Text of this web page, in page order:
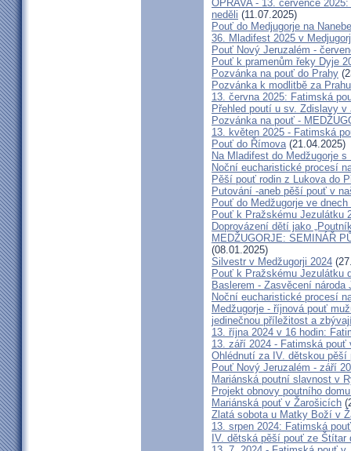
OPRAVA - 13. července
neděli (11.07.2025)
Pouť do Medjugorje na
36. Mladifest 2025 v
Pouť Nový Jeruzalém -
Pouť k pramenům řeky Dyje
Pozvánka na pouť do Prahy
Pozvánka k modlitbě za
13. června 2025: Fatimská
Přehled poutí u sv. Zdislavy
Pozvánka na pouť -
13. květen 2025 - Fatimská
Pouť do Římova(21.04.2025)
Na Mladifest do Medžugorje s
Noční eucharistické procesí
Pěší pouť rodin z Lukova do
Putování -aneb pěší pouť v
Pouť do Medžugorje ve
Pouť k Pražskému Jezulátku
Doprovázení dětí jako
MEDŽUGORJE: SEMINÁŘ
(08.01.2025)
Silvestr v Medžugorji 2024
Pouť k Pražskému Jezulátku
Baslerem - Zasvěcení národa
Noční eucharistické procesí
Medžugorje - říjnová pouť
jedinečnou příležitost a
13. října 2024 v 16 hodin:
13. září 2024 - Fatimská pouť
Ohlédnutí za IV. dětskou
Pouť Nový Jeruzalém - září
Mariánská poutní slavnost v
Projekt obnovy poutního
Mariánská pouť v Žarošicích
Zlatá sobota u Matky Boží v
13. srpen 2024: Fatimská
IV. dětská pěší pouť ze Štítar